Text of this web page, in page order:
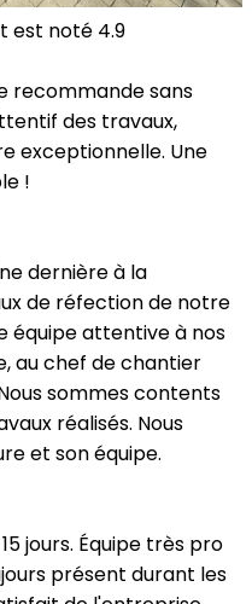
est noté 4.9
recommande sans
des travaux,
exceptionnelle. Une
!
dernière à la
de réfection de notre
équipe attentive à nos
au chef de chantier
sommes contents
réalisés. Nous
et son équipe.
jours. Équipe très pro
présent durant les